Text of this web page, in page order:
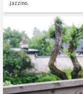
.jazzino.